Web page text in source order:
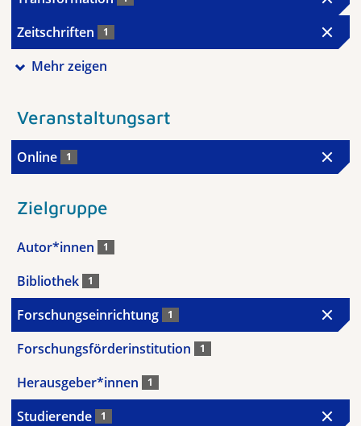
Zeitschriften 1
Mehr zeigen
Veranstaltungsart
Online 1
Zielgruppe
Autor*innen 1
Bibliothek 1
Forschungseinrichtung 1
Forschungsförderinstitution 1
Herausgeber*innen 1
Studierende 1